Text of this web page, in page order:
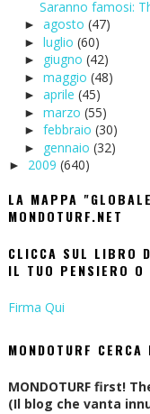
Saranno famosi:
► agosto (47)
► luglio (60)
► giugno (42)
► maggio (48)
► aprile (45)
► marzo (55)
► febbraio (30)
► gennaio (32)
► 2009 (640)
LA MAPPA
MONDOTURF.NET
CLICCA SUL LIBRO
IL TUO PENSIERO
Firma Qui
MONDOTURF CERCA
MONDOTURF first!
(Il blog che vanta